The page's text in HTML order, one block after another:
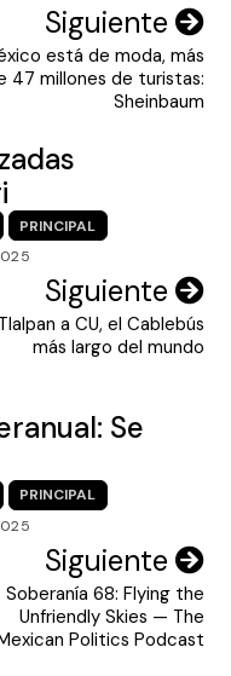
Siguiente
está de moda, más
47 millones de turistas:
Sheinbaum
PRINCIPAL
Siguiente
a CU, el Cablebús
más largo del mundo
Se
PRINCIPAL
Siguiente
Soberanía 68: Flying the
Unfriendly Skies — The
Politics Podcast